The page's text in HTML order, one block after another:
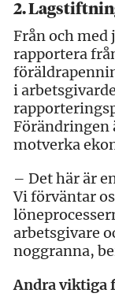
2.
Från och med
rapportera
i
Förändringen
motverka
– Det här är
Vi förväntar
arbetsgivare
noggranna,
Andra viktiga